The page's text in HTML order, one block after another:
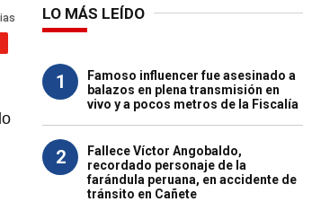
LO MÁS LEÍDO
1
Famoso influencer fue asesinado a
balazos en plena transmisión en
vivo y a pocos metros de la Fiscalía
2
Fallece Víctor Angobaldo,
recordado personaje de la
farándula peruana, en accidente de
tránsito en Cañete